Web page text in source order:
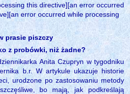
this directive][an error occurred
error occurred while processing
prasie piszczy
z probówki, niż żadne?
Anita Czupryn w tygodniku
b.r. W artykule ukazuje historie
urodzone po zastosowaniu metody
bo mają, jak podkreślają